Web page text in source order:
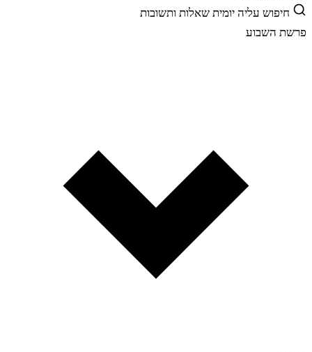
חיפוש עליה יומית שאלות ותשובות
פרשת השבוע